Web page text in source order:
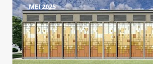
MEI 2025